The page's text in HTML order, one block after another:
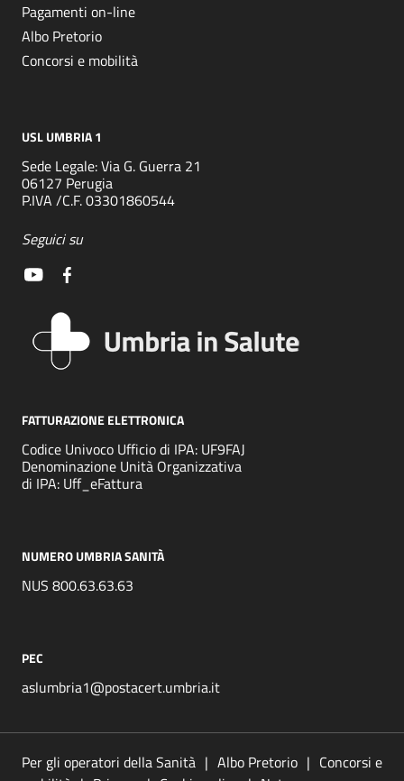
Pagamenti on-line
Albo Pretorio
Concorsi e mobilità
USL UMBRIA 1
Sede Legale: Via G. Guerra 21
06127 Perugia
P.IVA /C.F. 03301860544
Seguici su
FATTURAZIONE ELETTRONICA
Codice Univoco Ufficio di IPA: UF9FAJ
Denominazione Unità Organizzativa
di IPA: Uff_eFattura
NUMERO UMBRIA SANITÀ
NUS 800.63.63.63
PEC
aslumbria1@postacert.umbria.it
Per gli operatori della Sanità Albo Pretorio
Concorsi e